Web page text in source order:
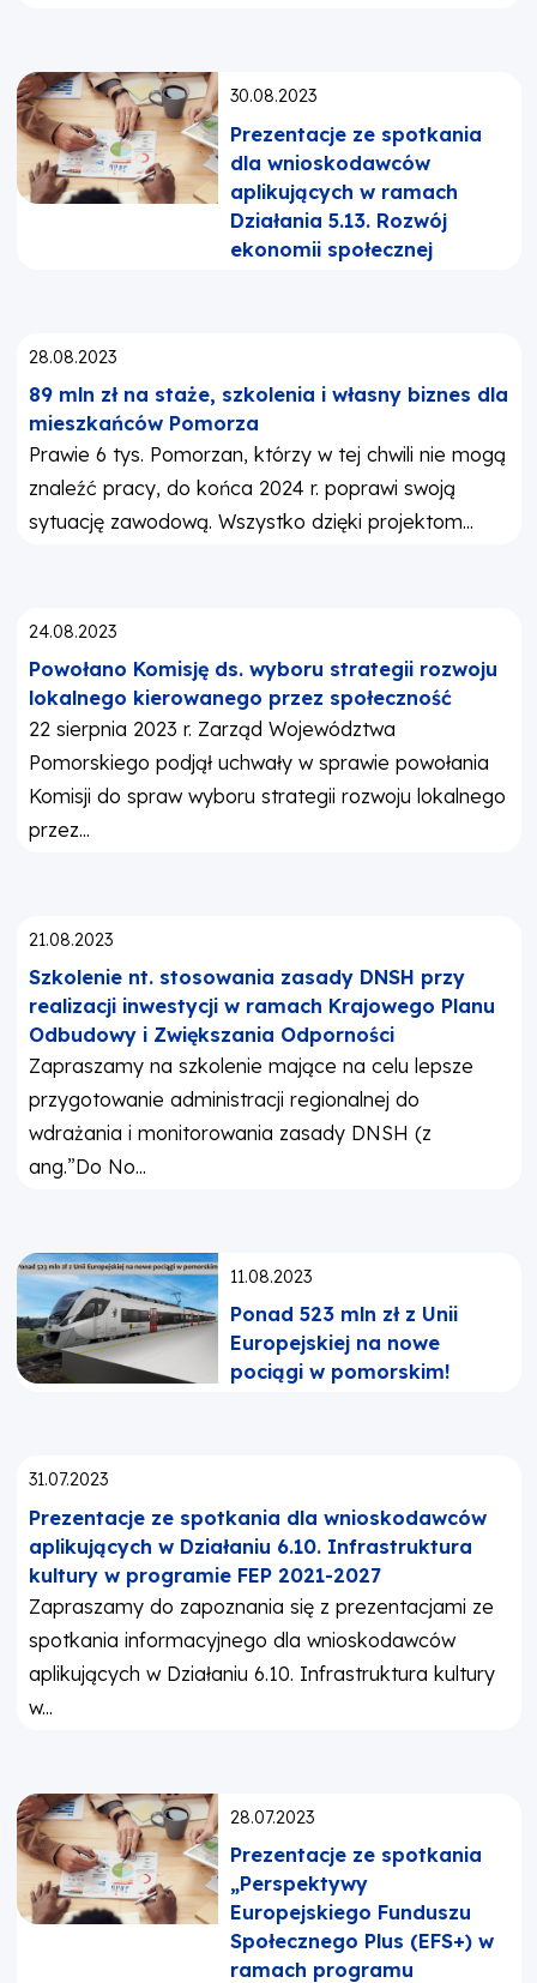
Opublikowano:
30.08.2023
Prezentacje ze spotkania
dla wnioskodawców
aplikujących w ramach
Działania 5.13. Rozwój
ekonomii społecznej
Opublikowano:
28.08.2023
89 mln zł na staże, szkolenia i własny biznes dla
mieszkańców Pomorza
Prawie 6 tys. Pomorzan, którzy w tej chwili nie mogą
znaleźć pracy, do końca 2024 r. poprawi swoją
sytuację zawodową. Wszystko dzięki projektom...
Opublikowano:
24.08.2023
Powołano Komisję ds. wyboru strategii rozwoju
lokalnego kierowanego przez społeczność
22 sierpnia 2023 r. Zarząd Województwa
Pomorskiego podjął uchwały w sprawie powołania
Komisji do spraw wyboru strategii rozwoju lokalnego
przez...
Opublikowano:
21.08.2023
Szkolenie nt. stosowania zasady DNSH przy
realizacji inwestycji w ramach Krajowego Planu
Odbudowy i Zwiększania Odporności
Zapraszamy na szkolenie mające na celu lepsze
przygotowanie administracji regionalnej do
wdrażania i monitorowania zasady DNSH (z
ang.”Do No...
Opublikowano:
11.08.2023
Ponad 523 mln zł z Unii
Europejskiej na nowe
pociągi w pomorskim!
Opublikowano:
31.07.2023
Prezentacje ze spotkania dla wnioskodawców
aplikujących w Działaniu 6.10. Infrastruktura
kultury w programie FEP 2021-2027
Zapraszamy do zapoznania się z prezentacjami ze
spotkania informacyjnego dla wnioskodawców
aplikujących w Działaniu 6.10. Infrastruktura kultury
w...
Opublikowano:
28.07.2023
Prezentacje ze spotkania
„Perspektywy
Europejskiego Funduszu
Społecznego Plus (EFS+) w
ramach programu